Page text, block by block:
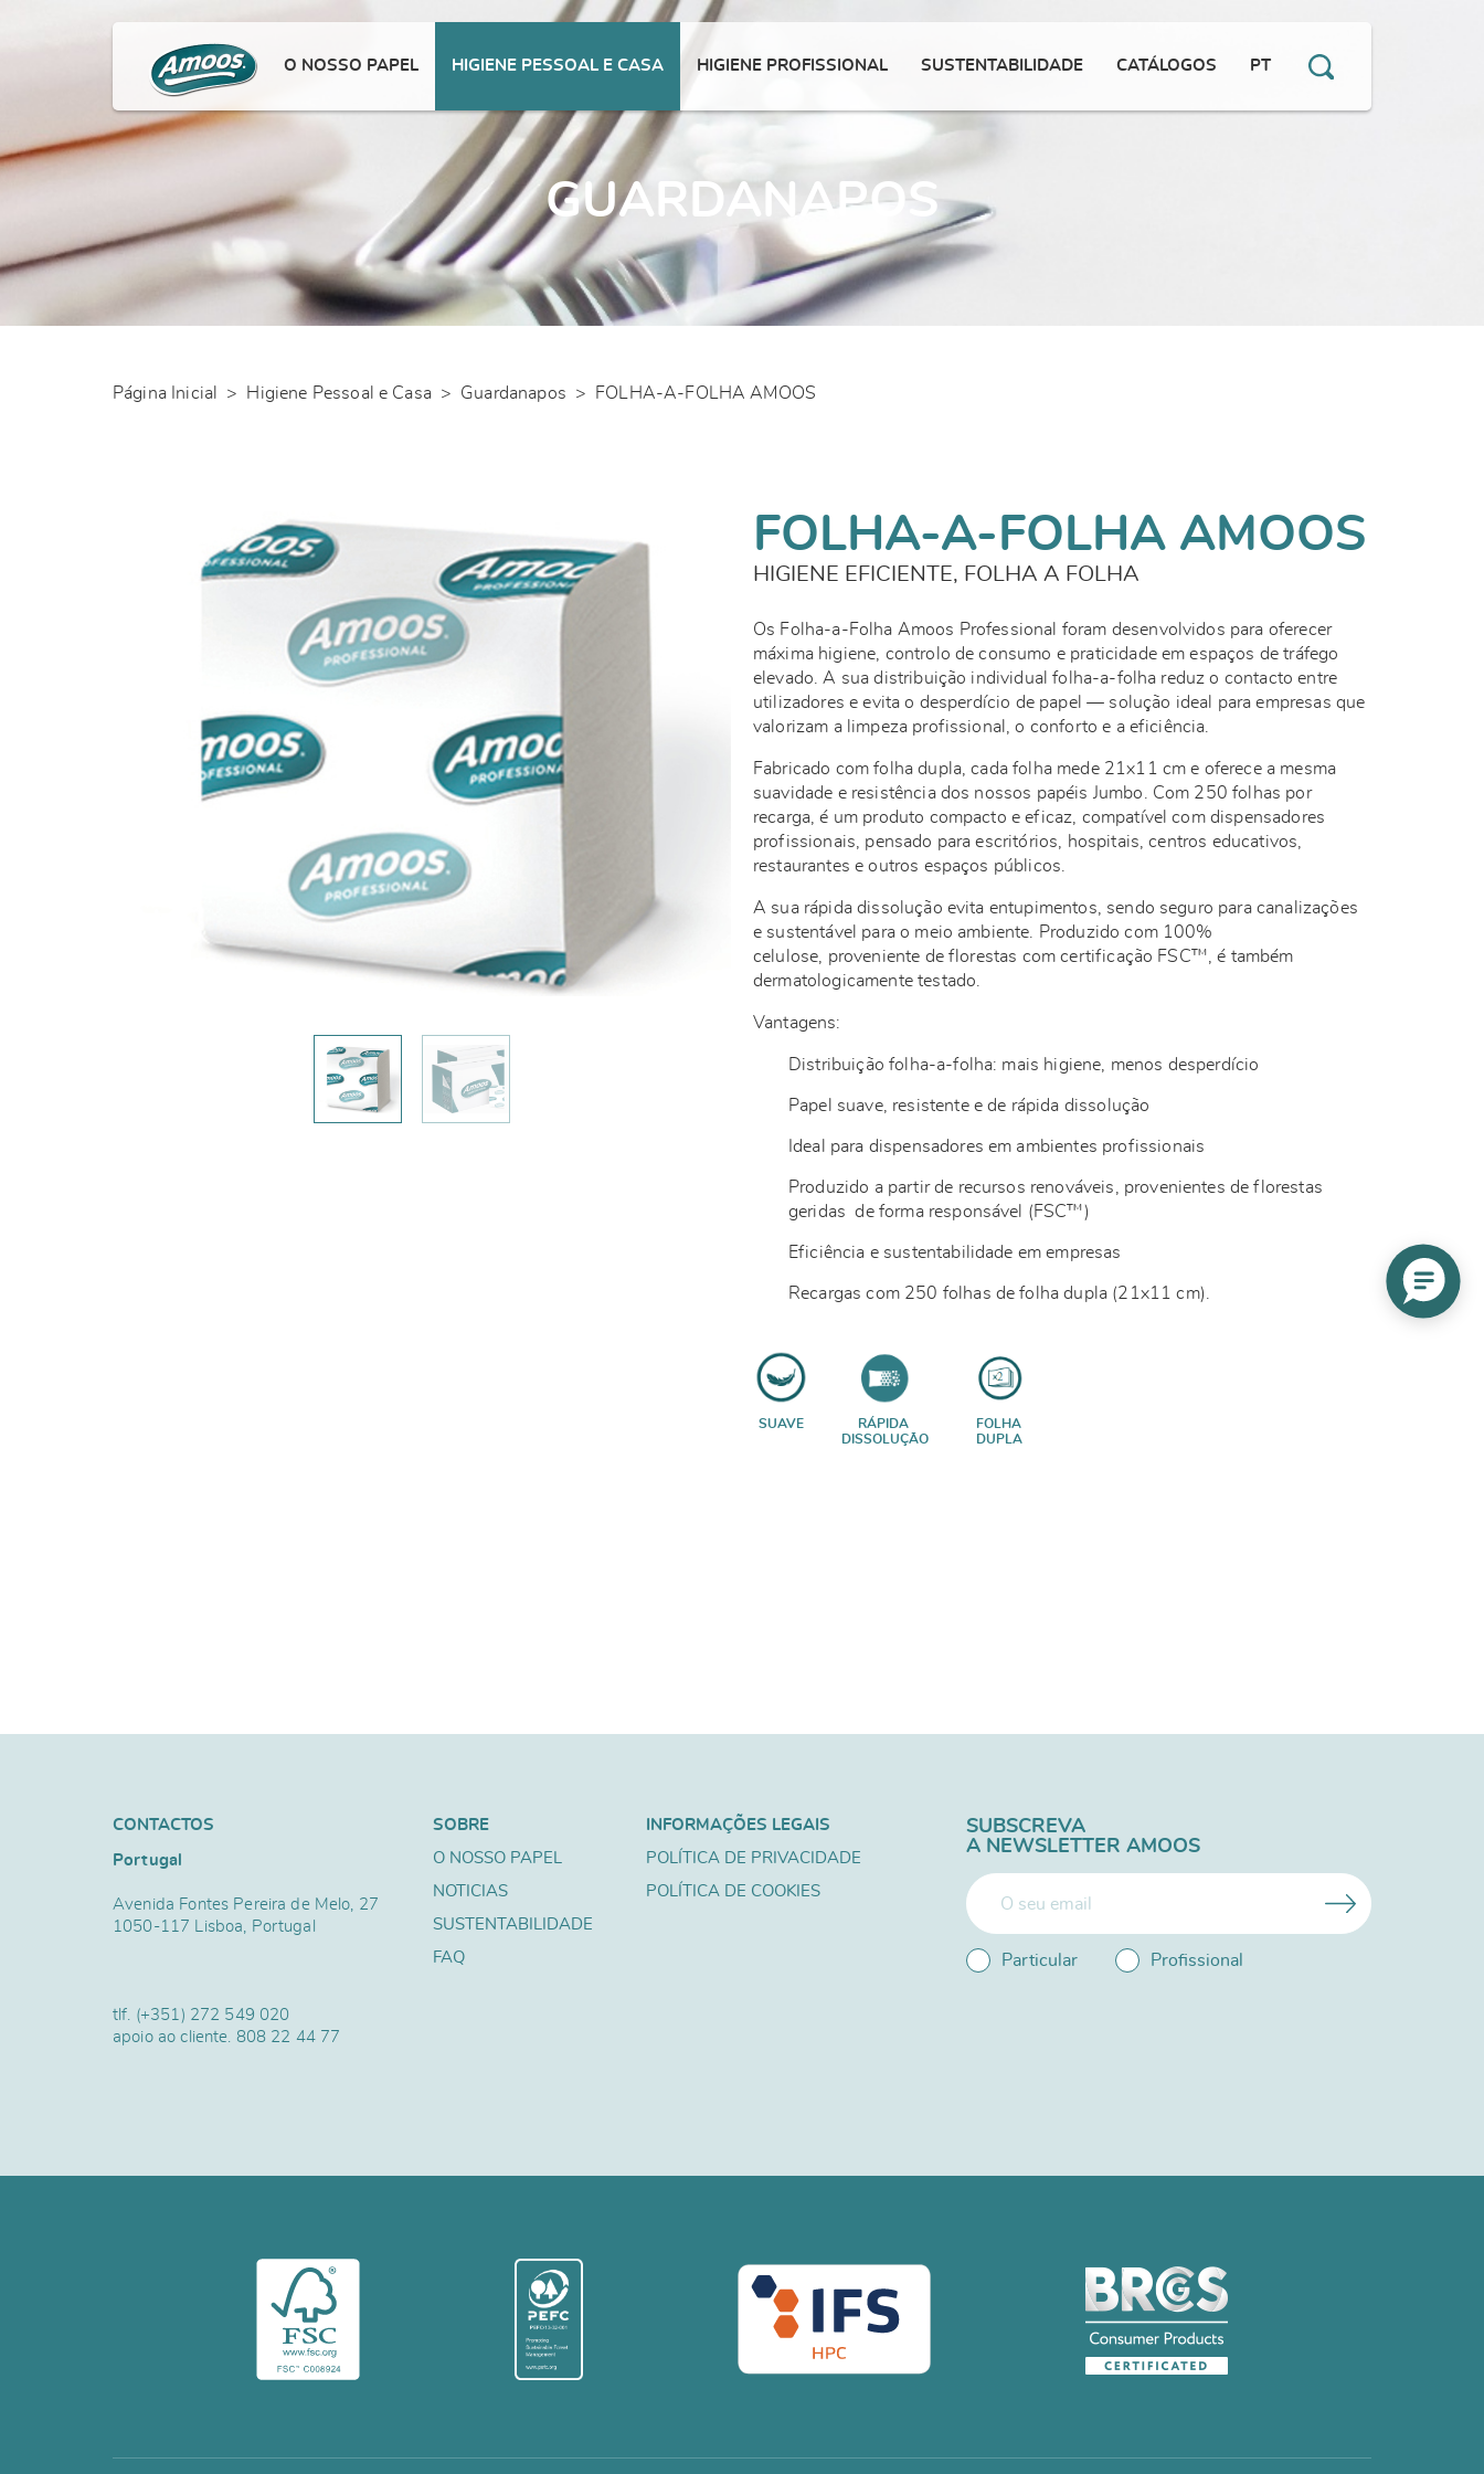
O NOSSO PAPEL HIGIENE PESSOAL E CASA HIGIENE PROFISSIONAL SUSTENTABILIDADE CATÁLOGOS PT
GUARDANAPOS
Página Inicial > Higiene Pessoal e Casa > Guardanapos > FOLHA-A-FOLHA AMOOS
FOLHA-A-FOLHA AMOOS
HIGIENE EFICIENTE, FOLHA A FOLHA
Os Folha-a-Folha Amoos Professional foram desenvolvidos para oferecer
máxima higiene, controlo de consumo e praticidade em espaços de tráfego
elevado. A sua distribuição individual folha-a-folha reduz o contacto entre
utilizadores e evita o desperdício de papel — solução ideal para empresas que
valorizam a limpeza profissional, o conforto e a eficiência.
Fabricado com folha dupla, cada folha mede 21x11 cm e oferece a mesma
suavidade e resistência dos nossos papéis Jumbo. Com 250 folhas por
recarga, é um produto compacto e eficaz, compatível com dispensadores
profissionais, pensado para escritórios, hospitais, centros educativos,
restaurantes e outros espaços públicos.
A sua rápida dissolução evita entupimentos, sendo seguro para canalizações
e sustentável para o meio ambiente. Produzido com 100%
celulose, proveniente de florestas com certificação FSC™, é também
dermatologicamente testado.
Vantagens:
Distribuição folha-a-folha: mais higiene, menos desperdício
Papel suave, resistente e de rápida dissolução
Ideal para dispensadores em ambientes profissionais
Produzido a partir de recursos renováveis, provenientes de florestas
geridas de forma responsável (FSC™)
Eficiência e sustentabilidade em empresas
Recargas com 250 folhas de folha dupla (21x11 cm).
SUAVE
RÁPIDA
DISSOLUÇÃO
FOLHA
DUPLA
CONTACTOS
Portugal
Avenida Fontes Pereira de Melo, 27
1050-117 Lisboa, Portugal
tlf. (+351) 272 549 020
apoio ao cliente. 808 22 44 77
SOBRE
O NOSSO PAPEL
NOTICIAS
SUSTENTABILIDADE
FAQ
INFORMAÇÕES LEGAIS
POLÍTICA DE PRIVACIDADE
POLÍTICA DE COOKIES
SUBSCREVA
A NEWSLETTER AMOOS
Particular Profissional